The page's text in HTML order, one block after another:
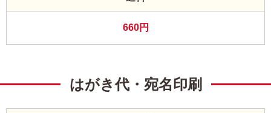
660円
はがき代・宛名印刷